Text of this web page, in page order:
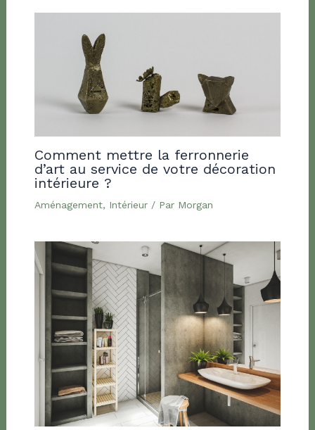
Comment mettre la ferronnerie
d’art au service de votre décoration
intérieure ?
Aménagement, Intérieur/ Par Morgan